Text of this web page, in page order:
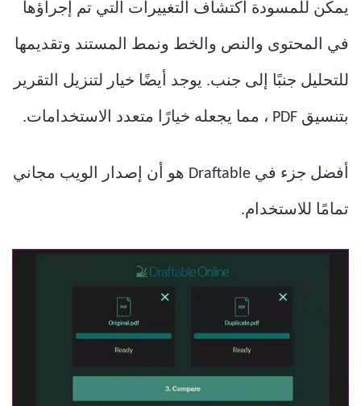
يمكن للمسودة اكتشاف التغييرات التي تم إجراؤها
في المحتوى والنص والخط ونمط المستند وتقديمها
للتحليل جنبًا إلى جنب. يوجد أيضًا خيار لتنزيل التقرير
بتنسيق PDF ، مما يجعله خيارًا متعدد الاستخدامات.
أفضل جزء في Draftable هو أن إصدار الويب مجاني
تمامًا للاستخدام.